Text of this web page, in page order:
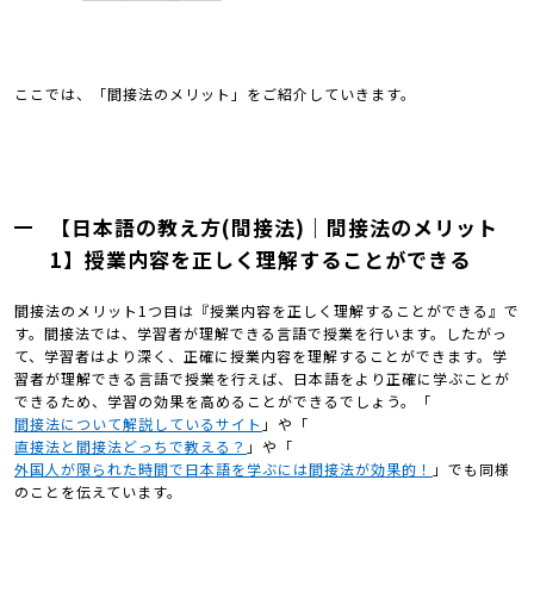
ここでは、「間接法のメリット」をご紹介していきます。
【日本語の教え方(間接法)｜間接法のメリット
1】授業内容を正しく理解することができる
間接法のメリット1つ目は『授業内容を正しく理解することができる』で
す。間接法では、学習者が理解できる言語で授業を行います。したがっ
て、学習者はより深く、正確に授業内容を理解することができます。学
習者が理解できる言語で授業を行えば、日本語をより正確に学ぶことが
できるため、学習の効果を高めることができるでしょう。「
間接法について解説しているサイト 」や「
直接法と間接法どっちで教える？ 」や「
外国人が限られた時間で日本語を学ぶには間接法が効果的！ 」でも同様
のことを伝えています。